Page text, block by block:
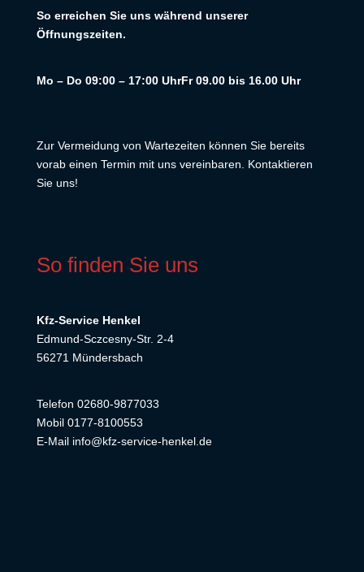
So erreichen Sie uns während unserer
Öffnungszeiten.
Mo – Do 09:00 – 17:00 UhrFr 09.00 bis 16.00 Uhr
Zur Vermeidung von Wartezeiten können Sie bereits
vorab einen Termin mit uns vereinbaren. Kontaktieren
Sie uns!
So finden Sie uns
Kfz-Service Henkel
Edmund-Sczcesny-Str. 2-4
56271 Mündersbach
Telefon 02680-9877033
Mobil 0177-8100553
E-Mail info@kfz-service-henkel.de